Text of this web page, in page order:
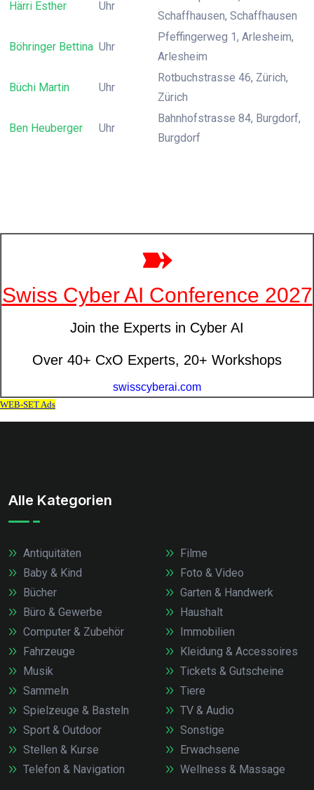
Härri Esther Uhr
Schaffhausen, Schaffhausen
Böhringer Bettina Uhr
Pfeffingerweg 1, Arlesheim,
Arlesheim
Büchi Martin Uhr
Rotbuchstrasse 46, Zürich,
Zürich
Ben Heuberger Uhr
Bahnhofstrasse 84, Burgdorf,
Burgdorf
Alle Kategorien
Antiquitäten
Baby & Kind
Bücher
Büro & Gewerbe
Computer & Zubehör
Fahrzeuge
Filme
Foto & Video
Garten & Handwerk
Haushalt
Immobilien
Kleidung & Accessoires
Musik
Sammeln
Spielzeuge & Basteln
Sport & Outdoor
Stellen & Kurse
Telefon & Navigation
Tickets & Gutscheine
Tiere
TV & Audio
Sonstige
Erwachsene
Wellness & Massage